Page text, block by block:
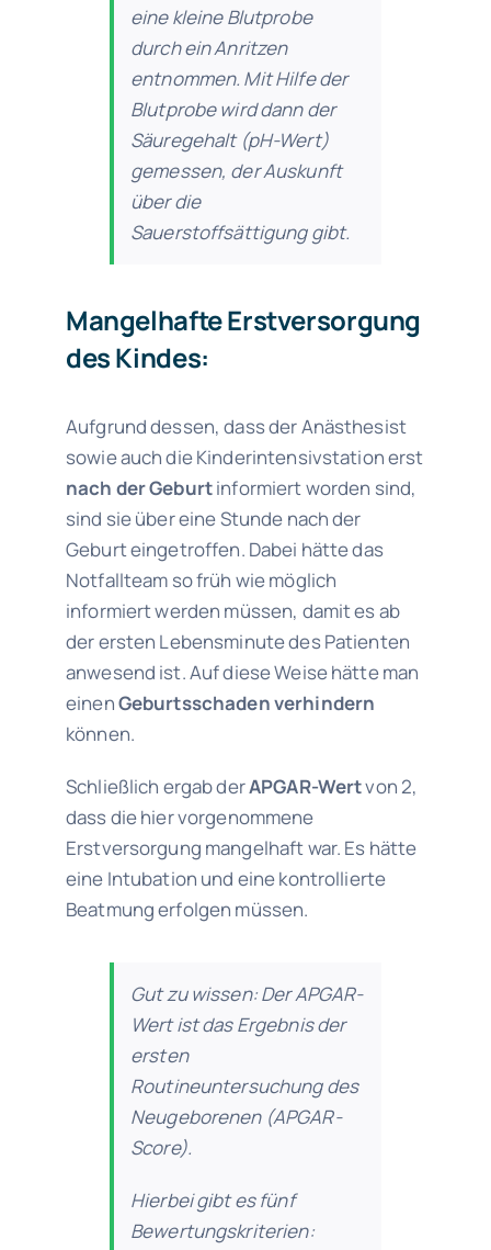
eine kleine Blutprobe
durch ein Anritzen
entnommen. Mit Hilfe der
Blutprobe wird dann der
Säuregehalt (pH-Wert)
gemessen, der Auskunft
über die
Sauerstoffsättigung gibt.
Mangelhafte Erstversorgung
des Kindes:
Aufgrund dessen, dass der Anästhesist
sowie auch die Kinderintensivstation erst
nach der Geburtinformiert worden sind,
sind sie über eine Stunde nach der
Geburt eingetroffen. Dabei hätte das
Notfallteam so früh wie möglich
informiert werden müssen, damit es ab
der ersten Lebensminute des Patienten
anwesend ist. Auf diese Weise hätte man
einenGeburtsschaden verhindern
können.
Schließlich ergab derAPGAR-Wertvon 2,
dass die hier vorgenommene
Erstversorgung mangelhaft war. Es hätte
eine Intubation und eine kontrollierte
Beatmung erfolgen müssen.
Gut zu wissen:Der APGAR-
Wert ist das Ergebnis der
ersten
Routineuntersuchung des
Neugeborenen (APGAR-
Score).
Hierbei gibt es fünf
Bewertungskriterien: